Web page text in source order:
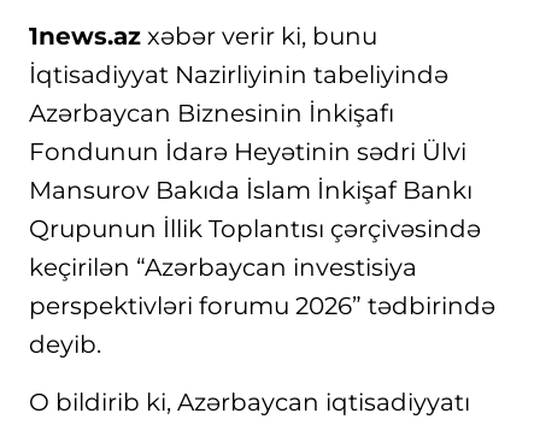
1news.az xəbər verir ki, bunu
İqtisadiyyat Nazirliyinin tabeliyində
Azərbaycan Biznesinin İnkişafı
Fondunun İdarə Heyətinin sədri Ülvi
Mansurov Bakıda İslam İnkişaf Bankı
Qrupunun İllik Toplantısı çərçivəsində
keçirilən “Azərbaycan investisiya
perspektivləri forumu 2026” tədbirində
deyib.
O bildirib ki, Azərbaycan iqtisadiyyatı